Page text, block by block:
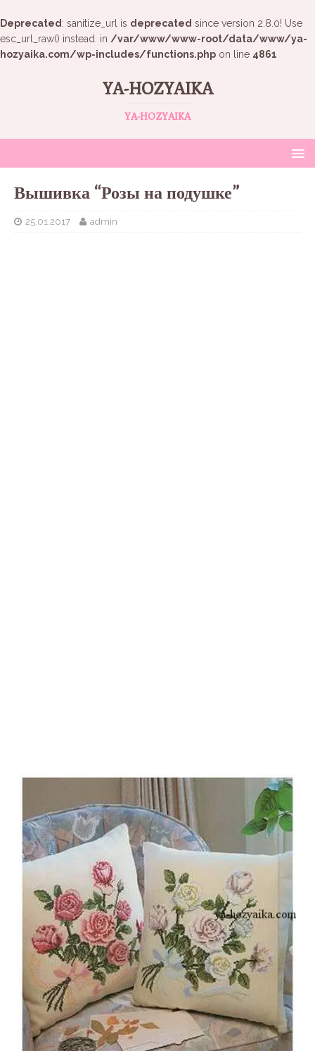
Deprecated : sanitize_url is deprecated since version 2.8.0! Use
esc_url_raw() instead. in /var/www/www-root/data/www/ya-
hozyaika.com/wp-includes/functions.php on line 4861
YA-HOZYAIKA
YA-HOZYAIKA
Вышивка “Розы на подушке”
25.01.2017 admin